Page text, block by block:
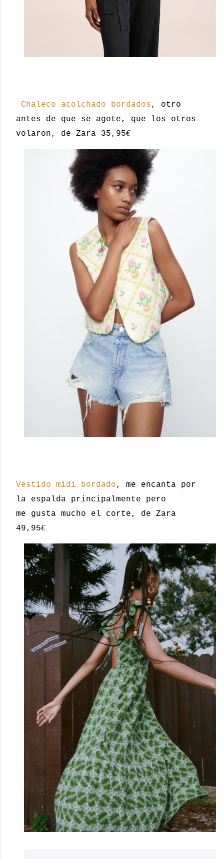
Chaleco acolchado bordados, otro
antes de que se agote, que los otros
volaron, de Zara 35,95€
Vestido midi bordado, me encanta por
la espalda principalmente pero
me gusta mucho el corte, de Zara
49,95€